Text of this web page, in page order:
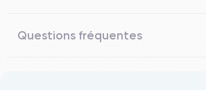
Questions fréquentes